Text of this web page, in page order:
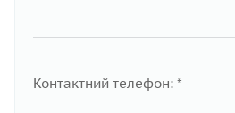
Контактний телефон: *